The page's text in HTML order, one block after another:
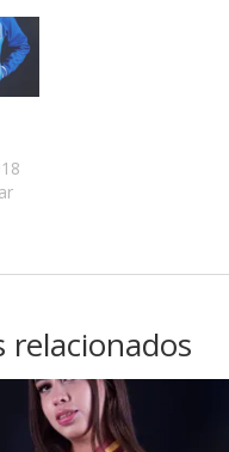
relacionados